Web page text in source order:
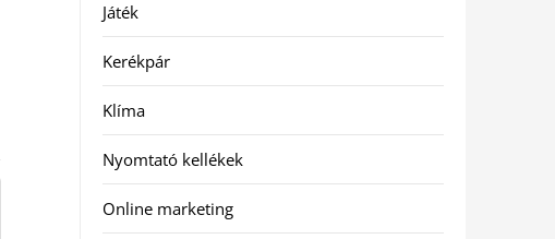
Játék
Kerékpár
Klíma
Nyomtató kellékek
Online marketing